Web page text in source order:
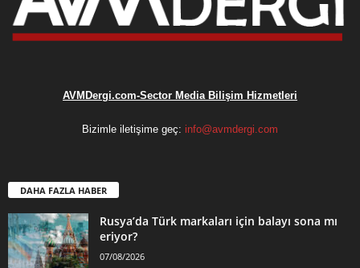
AVMDergi.com-Sector Media Bilişim Hizmetleri
Bizimle iletişime geç: info@avmdergi.com
DAHA FAZLA HABER
Rusya’da Türk markaları için balayı sona mı
eriyor?
07/08/2026